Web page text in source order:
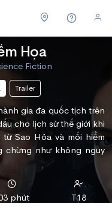
Họa
Fiction
Trailer
gia đa quốc tịch trên
cho lịch sử thế giới khi
Sao Hỏa và mối hiểm
chừng như không nguy
phút
T18